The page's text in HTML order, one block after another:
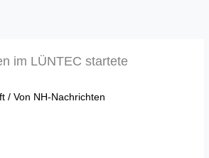
im LÜNTEC startete
/ Von NH-Nachrichten